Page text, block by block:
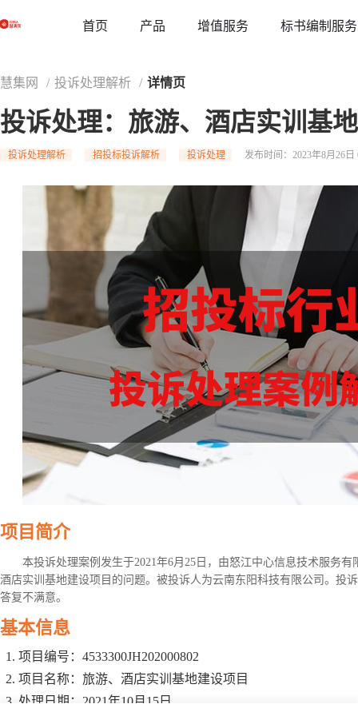
首页 产品 增值服务 标书编制服务
慧集网 / 投诉处理解析 / 详情页
投诉处理：旅游、酒店实训基
投诉处理解析 招投标投诉解析 投诉处理 发布时间：2023年8月26日
项目简介
本投诉处理案例发生于2021年6月25日，由怒江中心信息技术服务
酒店实训基地建设项目的问题。被投诉人为云南东阳科技有限公司。投
答复不满意。
基本信息
项目编号：4533300JH202000802
项目名称：旅游、酒店实训基地建设项目
处理日期：2021年10月15日